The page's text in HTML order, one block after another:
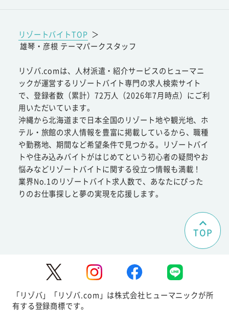
リゾートバイトTOP ＞
雄琴・彦根 テーマパークスタッフ
リゾバ.comは、人材派遣・紹介サービスのヒューマニ
ックが運営するリゾートバイト専門の求人検索サイト
で、登録者数（累計）72万人（2026年7月時点）にご利
用いただいています。
沖縄から北海道まで日本全国のリゾート地や観光地、ホ
テル・旅館の求人情報を豊富に掲載しているから、職種
や勤務地、期間など希望条件で見つかる。リゾートバイ
トや住み込みバイトがはじめてという初心者の疑問やお
悩みなどリゾートバイトに関する役立つ情報も満載！
業界No.1のリゾートバイト求人数で、あなたにぴった
りのお仕事探しと夢の実現を応援します。
TOP
「リゾバ」「リゾバ.com」は株式会社ヒューマニックが所
有する登録商標です。